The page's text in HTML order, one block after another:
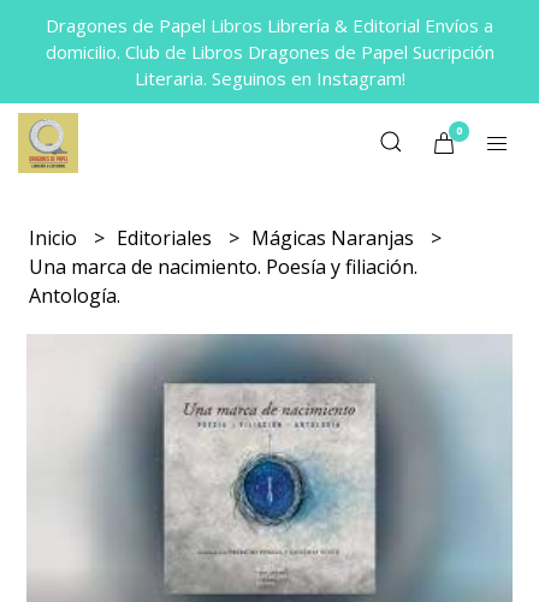
Dragones de Papel Libros Librería & Editorial Envíos a
domicilio. Club de Libros Dragones de Papel Sucripción
Literaria. Seguinos en Instagram!
0
Inicio Editoriales
Mágicas Naranjas
Una marca de nacimiento. Poesía y filiación.
Antología.